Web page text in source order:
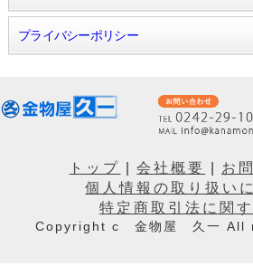
プライバシーポリシー
トップ 会社概要 お
個人情報の取り扱い
特定商取引法に関
Copyright c 金物屋 久一 All